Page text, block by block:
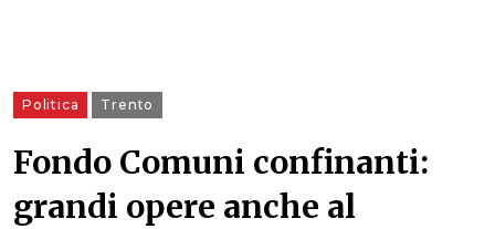
Politica Trento
Fondo Comuni confinanti:
grandi opere anche al